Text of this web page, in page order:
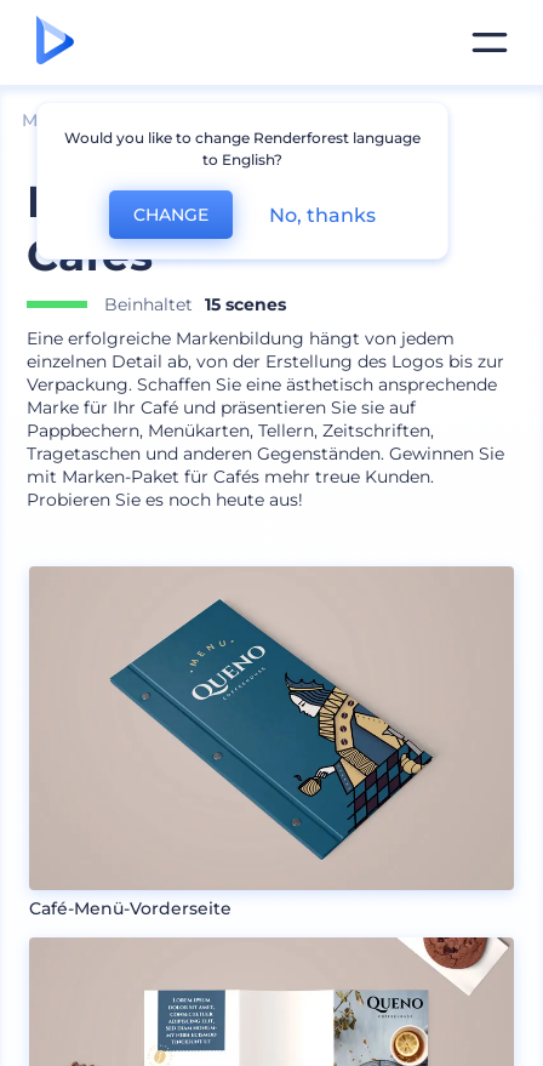
Mockups
Marken-Paket für
Cafés
Beinhaltet
15 scenes
Eine erfolgreiche Markenbildung hängt von jedem
einzelnen Detail ab, von der Erstellung des Logos bis zur
Verpackung. Schaffen Sie eine ästhetisch ansprechende
Marke für Ihr Café und präsentieren Sie sie auf
Pappbechern, Menükarten, Tellern, Zeitschriften,
Tragetaschen und anderen Gegenständen. Gewinnen Sie
mit Marken-Paket für Cafés mehr treue Kunden.
Probieren Sie es noch heute aus!
Café-Menü-Vorderseite
Would you like to change Renderforest language
to English?
CHANGE No, thanks